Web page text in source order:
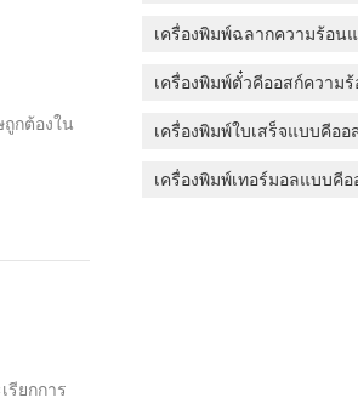
กต้องใน
รียกการ
เครื่องพิมพ์ฉลากความร้อน
เครื่องพิมพ์ตั๋วคีออสก์ความ
เครื่องพิมพ์ใบเสร็จแบบคีออ
เครื่องพิมพ์เทอร์มอลแบบคีอ